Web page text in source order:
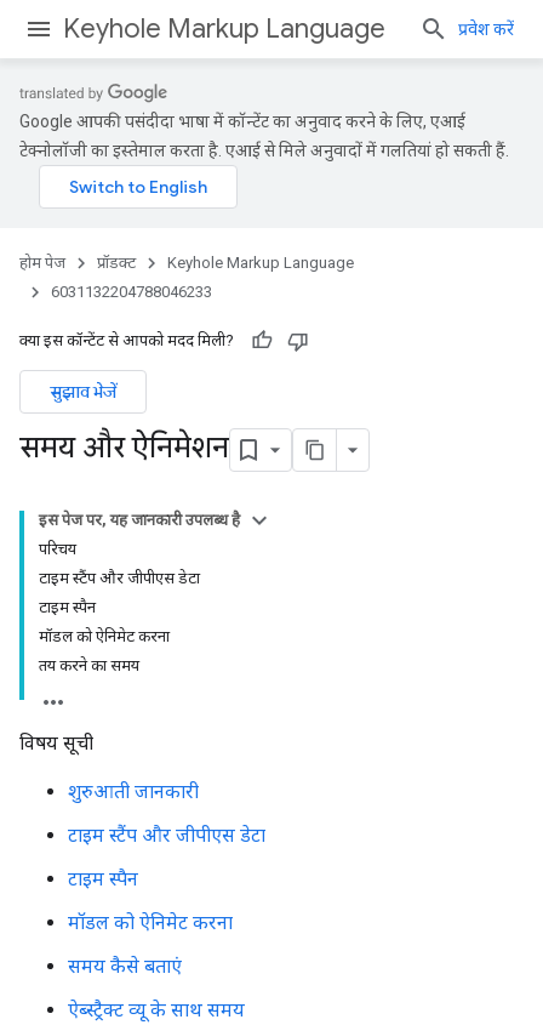
Keyhole Markup Language प्रवेश करें
Google आपकी पसंदीदा भाषा में कॉन्टेंट का अनुवाद करने के लिए, एआई
टेक्नोलॉजी का इस्तेमाल करता है. एआई से मिले अनुवादों में गलतियां हो सकती हैं.
होम पेज प्रॉडक्ट
Keyhole Markup Language
6031132204788046233
क्या इस कॉन्टेंट से आपको मदद मिली?
सुझाव भेजें
समय और ऐनिमेशन
इस पेज पर, यह जानकारी उपलब्ध है
परिचय
टाइम स्टैंप और जीपीएस डेटा
टाइम स्पैन
मॉडल को ऐनिमेट करना
तय करने का समय
विषय सूची
शुरुआती जानकारी
टाइम स्टैंप और जीपीएस डेटा
टाइम स्पैन
मॉडल को ऐनिमेट करना
समय कैसे बताएं
ऐब्स्ट्रैक्ट व्यू के साथ समय